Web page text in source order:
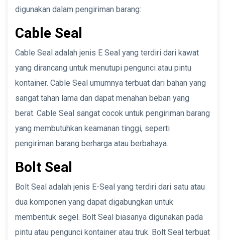
digunakan dalam pengiriman barang:
Cable Seal
Cable Seal adalah jenis E Seal yang terdiri dari kawat
yang dirancang untuk menutupi pengunci atau pintu
kontainer. Cable Seal umumnya terbuat dari bahan yang
sangat tahan lama dan dapat menahan beban yang
berat. Cable Seal sangat cocok untuk pengiriman barang
yang membutuhkan keamanan tinggi, seperti
pengiriman barang berharga atau berbahaya.
Bolt Seal
Bolt Seal adalah jenis E-Seal yang terdiri dari satu atau
dua komponen yang dapat digabungkan untuk
membentuk segel. Bolt Seal biasanya digunakan pada
pintu atau pengunci kontainer atau truk. Bolt Seal terbuat